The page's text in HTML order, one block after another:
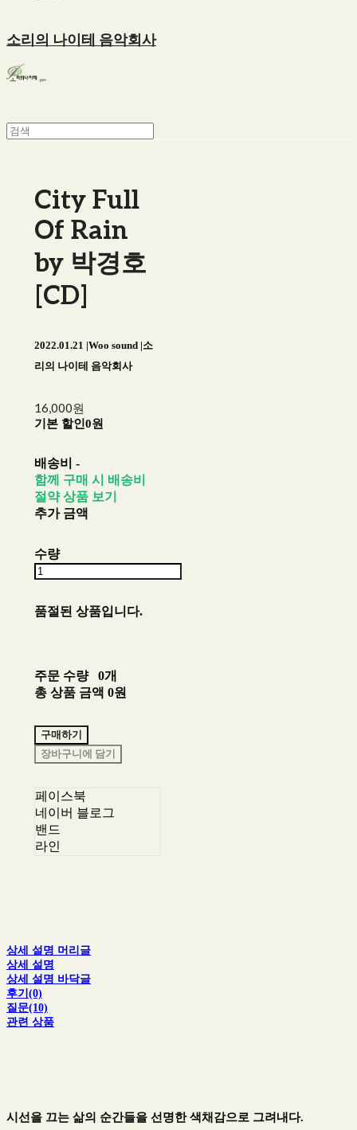
소리의 나이테 음악회사
City Full
Of Rain
by 박경호
[CD]
2022.01.21 |Woo sound |소
리의 나이테 음악회사
16,000원
기본 할인0원
배송비 -
함께 구매 시 배송비
절약 상품 보기
추가 금액
수량
품절된 상품입니다.
주문 수량
0개
총 상품 금액 0원
구매하기
장바구니에 담기
페이스북
네이버 블로그
밴드
라인
상세 설명 머리글
상세 설명
상세 설명 바닥글
후기(0)
질문(10)
관련 상품
시선을 끄는 삶의 순간들을 선명한 색채감으로 그려내다.